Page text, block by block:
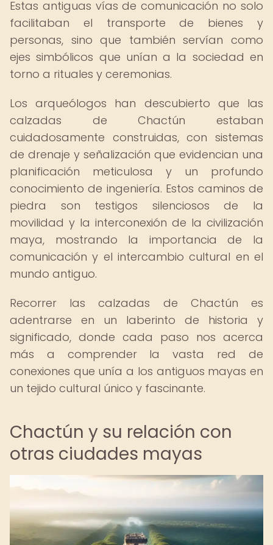
Estas antiguas vías de comunicación no solo
facilitaban el transporte de bienes y
personas, sino que también servían como
ejes simbólicos que unían a la sociedad en
torno a rituales y ceremonias.
Los arqueólogos han descubierto que las
calzadas de Chactún estaban
cuidadosamente construidas, con sistemas
de drenaje y señalización que evidencian una
planificación meticulosa y un profundo
conocimiento de ingeniería. Estos caminos de
piedra son testigos silenciosos de la
movilidad y la interconexión de la civilización
maya, mostrando la importancia de la
comunicación y el intercambio cultural en el
mundo antiguo.
Recorrer las calzadas de Chactún es
adentrarse en un laberinto de historia y
significado, donde cada paso nos acerca
más a comprender la vasta red de
conexiones que unía a los antiguos mayas en
un tejido cultural único y fascinante.
Chactún y su relación con
otras ciudades mayas